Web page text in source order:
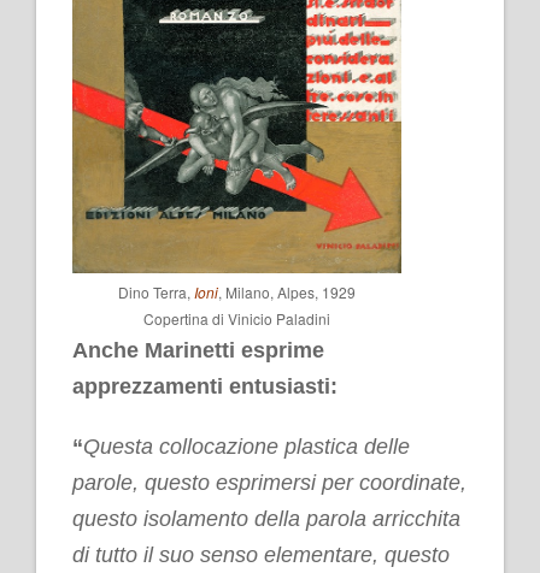
Dino Terra,Ioni, Milano, Alpes, 1929
Copertina di Vinicio Paladini
Anche Marinetti esprime
apprezzamenti entusiasti:
“Questa collocazione plastica delle
parole, questo esprimersi per coordinate,
questo isolamento della parola arricchita
di tutto il suo senso elementare, questo